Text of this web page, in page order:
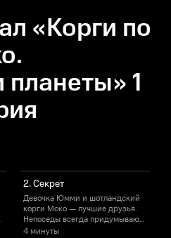
«Корги по
1
2. Секрет
Девочка Юмми и шотландский
корги Моко — лучшие друзья.
Непоседы всегда придумывают
что-то новое и интересное.
4 минуты